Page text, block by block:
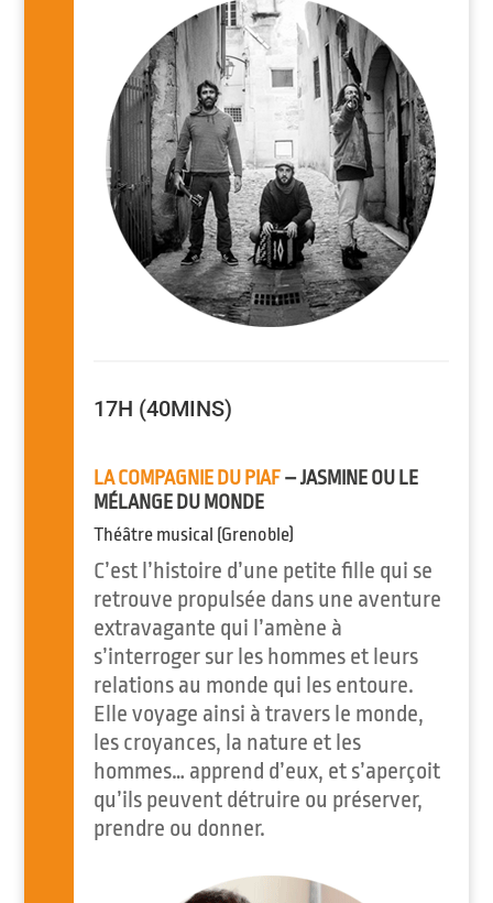
17H (40MINS)
LA COMPAGNIE DU PIAF – JASMINE OU LE
MÉLANGE DU MONDE
Théâtre musical (Grenoble)
C’est l’histoire d’une petite fille qui se
retrouve propulsée dans une aventure
extravagante qui l’amène à
s’interroger sur les hommes et leurs
relations au monde qui les entoure.
Elle voyage ainsi à travers le monde,
les croyances, la nature et les
hommes… apprend d’eux, et s’aperçoit
qu’ils peuvent détruire ou préserver,
prendre ou donner.